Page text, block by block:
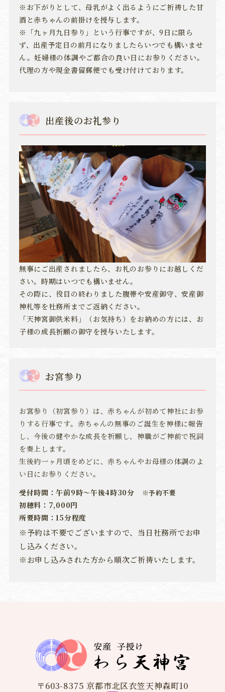
※お下がりとして、母乳がよく出るようにご祈祷した甘
酒と赤ちゃんの前掛けを授与します。
※「九ヶ月九日参り」という行事ですが、9日に限ら
ず、出産予定日の前月になりましたらいつでも構いませ
ん。妊婦様の体調やご都合の良い日にお参りください。
代理の方や現金書留郵便でも受け付けております。
出産後のお礼参り
無事にご出産されましたら、お礼のお参りにお越しくだ
さい。時期はいつでも構いません。
その際に、役目の終わりました腹帯や安産御守、安産御
神札等を社務所までご返納ください。
「天神宮御供米料」（お気持ち）をお納めの方には、お
子様の成長祈願の御守を授与いたします。
お宮参り
お宮参り（初宮参り）は、赤ちゃんが初めて神社にお参
りする行事です。赤ちゃんの無事のご誕生を神様に報告
し、今後の健やかな成長を祈願し、神職がご神前で祝詞
を奏上します。
生後約一ヶ月頃をめどに、赤ちゃんやお母様の体調のよ
い日にお参りください。
受付時間：午前9時～午後4時30分
※予約不要
初穂料：7,000円
所要時間：15分程度
※予約は不要でございますので、当日社務所でお申
し込みください。
※お申し込みされた方から順次ご祈祷いたします。
〒603-8375 京都市北区衣笠天神森町10